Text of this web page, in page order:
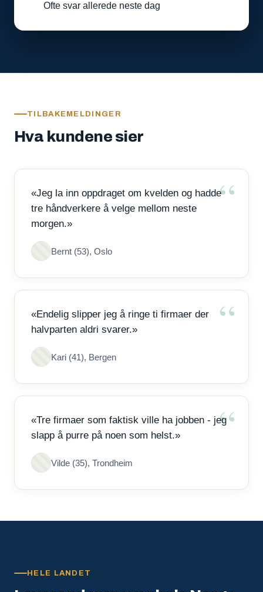
Ofte svar allerede neste dag
TILBAKEMELDINGER
Hva kundene sier
«Jeg la inn oppdraget om kvelden og hadde
tre håndverkere å velge mellom neste
morgen.»
Bernt (53), Oslo
«Endelig slipper jeg å ringe ti firmaer der
halvparten aldri svarer.»
Kari (41), Bergen
«Tre firmaer som faktisk ville ha jobben - jeg
slapp å purre på noen som helst.»
Vilde (35), Trondheim
HELE LANDET